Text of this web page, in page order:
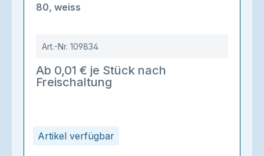
Artikel verfügbar
80, weiss
Art.-Nr. 109834
Ab 0,01 € je Stück nach
Freischaltung